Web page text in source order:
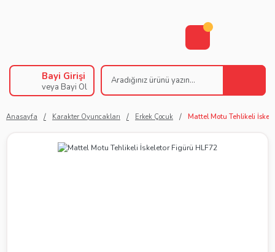
Bayi Girişi
veya Bayi Ol
Anasayfa Karakter Oyuncakları Erkek Çocuk Mattel Motu Tehlikeli